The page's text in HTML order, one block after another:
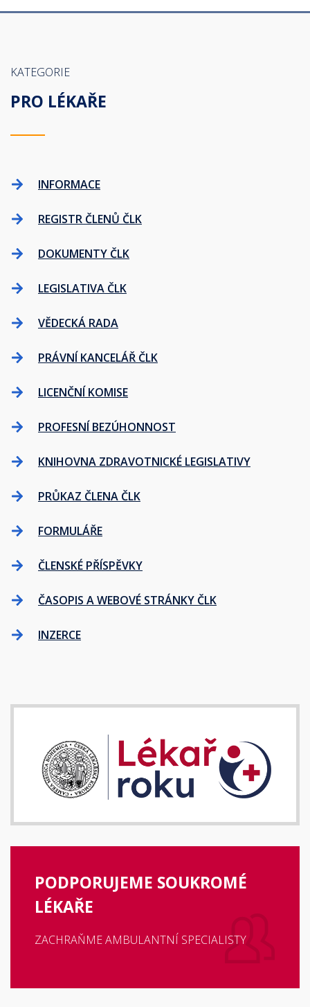
KATEGORIE
PRO LÉKAŘE
INFORMACE
REGISTR ČLENŮ ČLK
DOKUMENTY ČLK
LEGISLATIVA ČLK
VĚDECKÁ RADA
PRÁVNÍ KANCELÁŘ ČLK
LICENČNÍ KOMISE
PROFESNÍ BEZÚHONNOST
KNIHOVNA ZDRAVOTNICKÉ LEGISLATIVY
PRŮKAZ ČLENA ČLK
FORMULÁŘE
ČLENSKÉ PŘÍSPĚVKY
ČASOPIS A WEBOVÉ STRÁNKY ČLK
INZERCE
PODPORUJEME SOUKROMÉ
LÉKAŘE
ZACHRAŇME AMBULANTNÍ SPECIALISTY